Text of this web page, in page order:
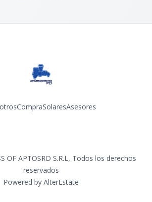
CompraSolaresAsesores
OF APTOSRD S.R.L, Todos los derechos
reservados
Powered by AlterEstate